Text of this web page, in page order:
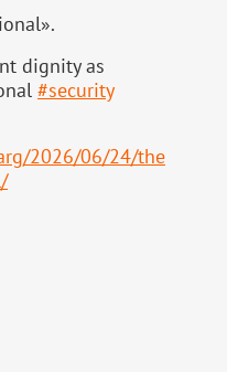
dignity as
#security
2026/06/24/the